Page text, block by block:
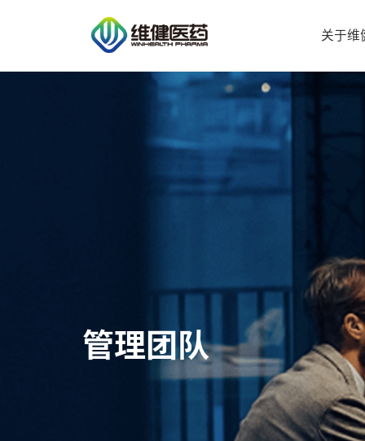
关于维
管理团队